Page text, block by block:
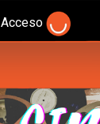
Acceso